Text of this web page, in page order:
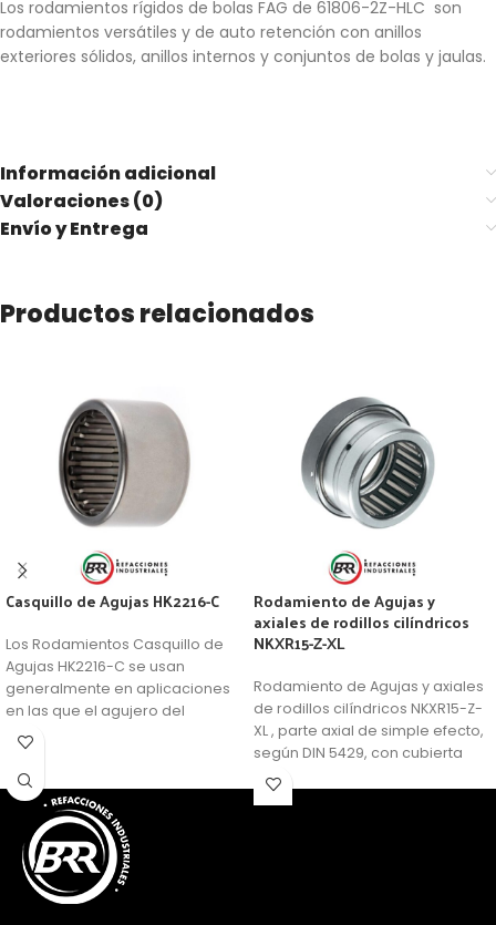
Los rodamientos rígidos de bolas FAG de 61806-2Z-HLC son
rodamientos versátiles y de auto retención con anillos
exteriores sólidos, anillos internos y conjuntos de bolas y jaulas.
Información adicional
Valoraciones (0)
Envío y Entrega
Productos relacionados
Casquillo de Agujas HK2216-C
Los Rodamientos Casquillo de
Agujas HK2216-C se usan
generalmente en aplicaciones
en las que el agujero del
soporte no se puede usar como
camino de rodadura de una
corona de agujas, pero se
requiere una disposición de
rodamientos muy compacta y
económica.
Rodamiento de Agujas y
axiales de rodillos cilíndricos
NKXR15-Z-XL
Rodamiento de Agujas y axiales
de rodillos cilíndricos NKXR15-Z-
XL , parte axial de simple efecto,
según DIN 5429, con cubierta
protectora, para lubricación con
grasa